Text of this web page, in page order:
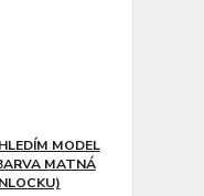
MODEL
MATNÁ